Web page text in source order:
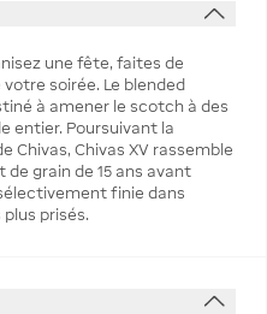
une fête, faites de
soirée. Le blended
à amener le scotch à des
entier. Poursuivant la
Chivas, Chivas XV rassemble
grain de 15 ans avant
finie dans
prisés.